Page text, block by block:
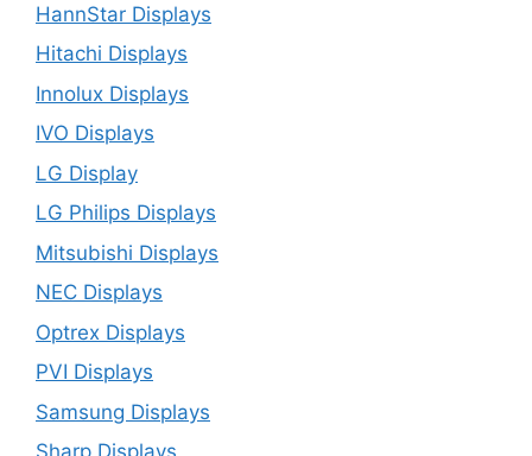
HannStar Displays
Hitachi Displays
Innolux Displays
IVO Displays
LG Display
LG Philips Displays
Mitsubishi Displays
NEC Displays
Optrex Displays
PVI Displays
Samsung Displays
Sharp Displays